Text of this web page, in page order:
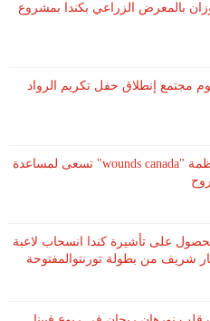
بالمعرض الزراعي بكندا بمشروع
مجتمع إنطلاق حفل تكريم الرواد
د.مريم بطرس:منظمة "wounds canada" تسعى لمساعدة
على تأشيرة كندا انسحاب لاعبة
شريف​ من بطولة ​تورنتو​المفتوحة